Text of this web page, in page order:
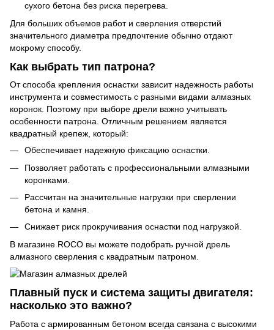
сухого бетона без риска перегрева.
Для больших объемов работ и сверления отверстий
значительного диаметра предпочтение обычно отдают
мокрому способу.
Как выбрать тип патрона?
От способа крепления оснастки зависит надежность работы
инструмента и совместимость с разными видами алмазных
коронок. Поэтому при выборе дрели важно учитывать
особенности патрона. Отличным решением является
квадратный крепеж, который:
Обеспечивает надежную фиксацию оснастки.
Позволяет работать с профессиональными алмазными
коронками.
Рассчитан на значительные нагрузки при сверлении
бетона и камня.
Снижает риск прокручивания оснастки под нагрузкой.
В магазине ROCO вы можете подобрать ручной дрель
алмазного сверления с квадратным патроном.
Плавный пуск и система защиты двигателя:
насколько это важно?
Работа с армированным бетоном всегда связана с высокими